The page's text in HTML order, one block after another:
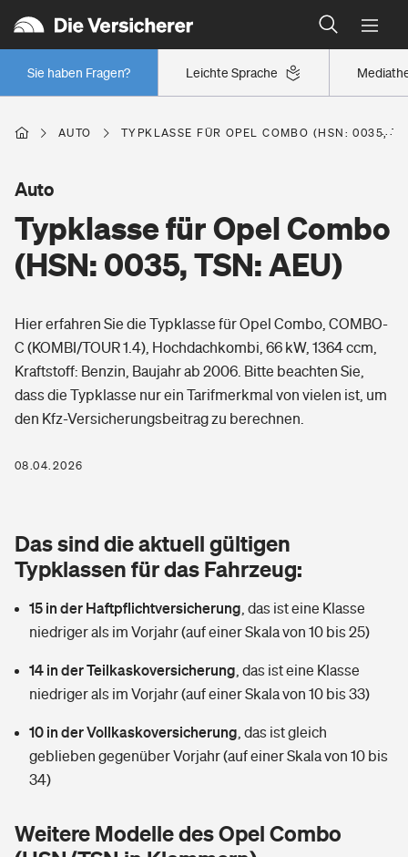
Leichte Sprache
Sie haben Fragen?
Wer versichert was: Jetzt Versicherer finden
Regionalklassen: So ist Ihre Region eingestuft
Wer versichert was: Jetzt Versicherer finden
Berufsunfähigkeitsversicherung
Erwerbsunfähigkeitsversicherung
Grundfähigkeitsversicherung
Arbeitsrechtsschutz
Berufshaftpflichtversicherung
Zur Übersicht
Tools
Wer versichert was: Jetzt Versicherer finden
Sie haben Fragen?
Wohnen
Elementarversicherung
Glasversicherung
Mietkautionsversicherung
Restkreditversicherung
Zur Übersicht
Freizeit
Pri­vate Haft­pflicht­
Kinderunfall­ver­si­che­rung
Kinderinvalidität
Reiseversicherung
Pferdehalter-Haftpflicht
Gesundheit
Private Krankenversicherung
Dread-Disease-Versicherung
Tierkrankenversicherung
Wer versichert was: Jetzt Versicherer finden
Sie haben Fragen?
AUTO TYPKLASSE FÜR OPEL COMBO (HSN: 0035,
Typklasse für Opel Combo
(HSN: 0035, TSN: AEU)
Auto
Hier erfahren Sie die Typklasse für Opel Combo, COMBO-
C (KOMBI/TOUR 1.4), Hochdachkombi, 66 kW, 1364 ccm,
Kraftstoff: Benzin, Baujahr ab 2006. Bitte beachten Sie,
dass die Typklasse nur ein Tarifmerkmal von vielen ist, um
den Kfz-Versicherungsbeitrag zu berechnen.
08.04.2026
Das sind die aktuell gültigen
Typklassen für das Fahrzeug:
15 in der Haftpflichtversicherung das ist eine Klasse
niedriger als im Vorjahr (auf einer Skala von 10 bis 25)
14 in der Teilkaskoversicherung das ist eine Klasse
niedriger als im Vorjahr (auf einer Skala von 10 bis 33)
10 in der Vollkaskoversicherung das ist gleich
geblieben gegenüber Vorjahr (auf einer Skala von 10 bis
34)
Weitere Modelle des Opel Combo